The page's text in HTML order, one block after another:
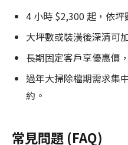
4 小時 $2,300 起，依坪
大坪數或裝潢後深清可
長期固定客戶享優惠價
過年大掃除檔期需求集
約。
常見問題 (FAQ)